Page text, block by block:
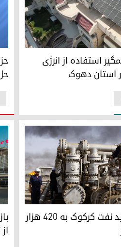
استفاده از انرژی خورشیدی در
استفاده از انرژی
استان دهوک
حزب
به ۴۲۰ هزار بشکه در روز افزایش تولید نفت کرکوک به ۴۲۰ هزار